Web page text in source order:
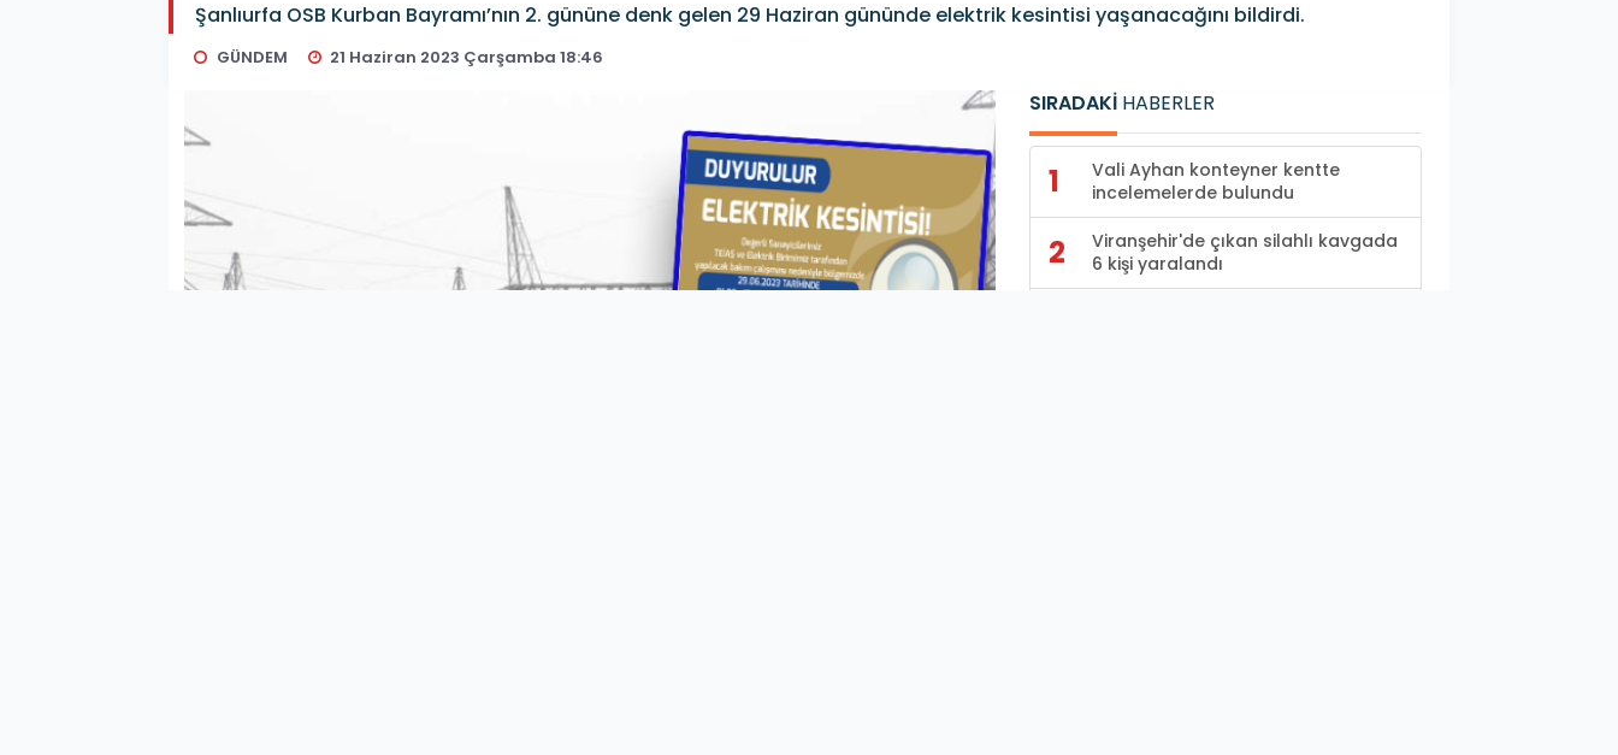
Şanlıurfa OSB Kurban Bayramı’nın 2. gününe denk gelen 29 Haziran gününde elektrik kesintisi yaşanacağını bildirdi.
GÜNDEM 21 Haziran 2023 Çarşamba 18:46
SIRADAKİ HABERLER
1
Vali Ayhan konteyner kentte
incelemelerde bulundu
2
Viranşehir'de çıkan silahlı kavgada
6 kişi yaralandı